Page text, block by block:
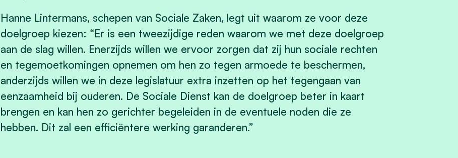
Hanne Lintermans, schepen van Sociale Zaken, legt uit waarom ze voor deze
doelgroep kiezen: “Er is een tweezijdige reden waarom we met deze doelgroep
aan de slag willen. Enerzijds willen we ervoor zorgen dat zij hun sociale rechten
en tegemoetkomingen opnemen om hen zo tegen armoede te beschermen,
anderzijds willen we in deze legislatuur extra inzetten op het tegengaan van
eenzaamheid bij ouderen. De Sociale Dienst kan de doelgroep beter in kaart
brengen en kan hen zo gerichter begeleiden in de eventuele noden die ze
hebben. Dit zal een efficiëntere werking garanderen.”